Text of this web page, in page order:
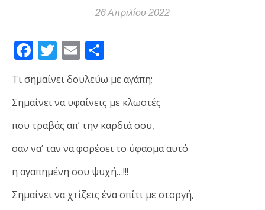
26 Απριλίου 2022
Facebook
Twitter
Email
Τι σημαίνει δουλεύω με αγάπη;
Σημαίνει να υφαίνεις με κλωστές
που τραβάς απ’ την καρδιά σου,
σαν να’ ταν να φορέσει το ύφασμα αυτό
η αγαπημένη σου ψυχή…!!!
Σημαίνει να χτίζεις ένα σπίτι με στοργή,